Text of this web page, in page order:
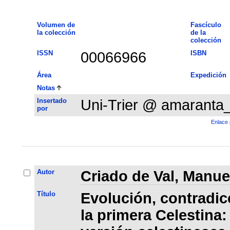
Volumen de
la colección
Fascículo
de la
colección
ISSN
00066966 ISBN
Área
Expedición
Notas
Insertado
por
Uni-Trier @
Enlace
Autor Criado de Val,
Título
Evolución,
la primera